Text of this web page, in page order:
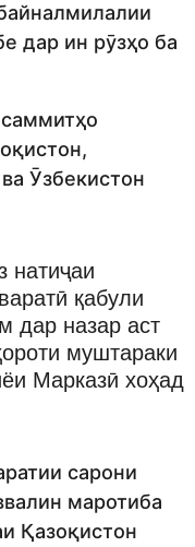
дар ин рӯзҳо ба
Ӯзбекистон
натиҷаи
қабули
дар назар аст
муштараки
Марказӣ хоҳад
сарони
маротиба
Қазоқистон